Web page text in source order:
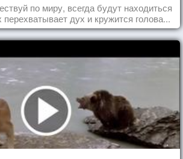
по миру, всегда будут находиться
перехватывает дух и кружится голова...